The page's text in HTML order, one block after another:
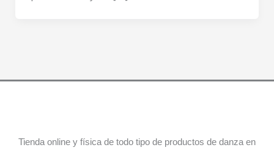
Tienda online y física de todo tipo de productos de danza en